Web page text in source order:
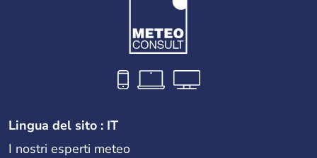
Lingua del sito : IT
I nostri esperti meteo